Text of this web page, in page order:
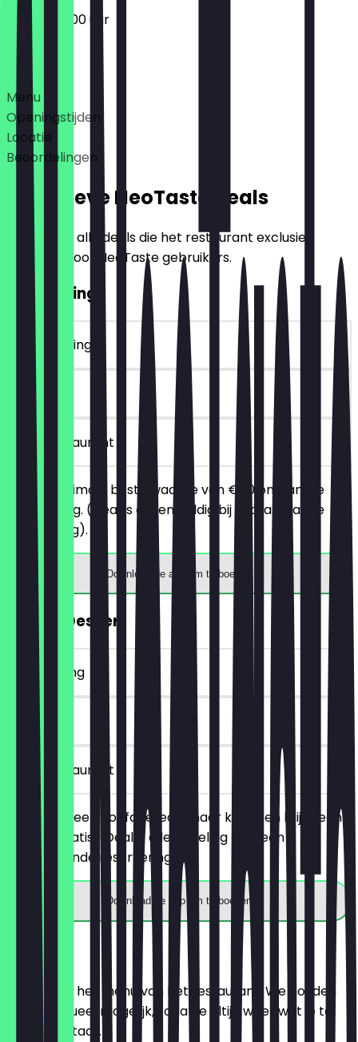
09:00 - 22:00 uur
Deals
Menu
Openingstijden
Locatie
Beoordelingen
Exclusieve NeoTaste Deals
Hier vind je alle deals die het restaurant exclusief
aanbiedt voor NeoTaste gebruikers.
€20 korting
~€ 20 korting
90 dagen
in het restaurant
Bij een minimale bestelwaarde van €50 ontvang je
€20 korting. (Deal is alleen geldig bij voorafgaande
reservering).
Download de app om te boeken
GRATIS Dessert
~€ 7 korting
in het restaurant
Je bestelt een hoofdgerecht naar keuze en krijgt een
dessert gratis. (Deal is alleen geldig met een
voorafgaande reservering).
Download de app om te boeken
Menu
Hier vind je het menu van het restaurant. We houden
het zo actueel mogelijk, zodat je altijd weet wat je te
wachten staat.